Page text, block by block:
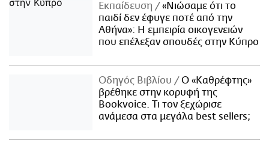
Εκπαίδευση
«Νιώσαμε ότι το
παιδί δεν έφυγε ποτέ από την
Αθήνα»: Η εμπειρία οικογενειών
που επέλεξαν σπουδές στην Κύπρο
Οδηγός Βιβλίου
Ο «Καθρέφτης»
βρέθηκε στην κορυφή της
Bookvoice. Τι τον ξεχώρισε
ανάμεσα στα μεγάλα best sellers;